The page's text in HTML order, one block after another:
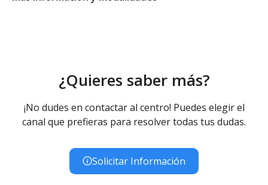
¿Quieres saber más?
¡No dudes en contactar al centro! Puedes elegir el
canal que prefieras para resolver todas tus dudas.
Solicitar Información